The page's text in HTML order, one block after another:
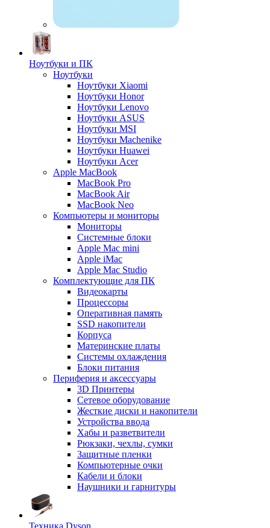
Ноутбуки и ПК
Ноутбуки
Ноутбуки Xiaomi
Ноутбуки Honor
Ноутбуки Lenovo
Ноутбуки ASUS
Ноутбуки MSI
Ноутбуки Machenike
Ноутбуки Huawei
Ноутбуки Acer
Apple MacBook
MacBook Pro
MacBook Air
MacBook Neo
Компьютеры и мониторы
Мониторы
Системные блоки
Apple Mac mini
Apple iMac
Apple Mac Studio
Комплектующие для ПК
Видеокарты
Процессоры
Оперативная память
SSD накопители
Корпуса
Материнские платы
Системы охлаждения
Блоки питания
Периферия и аксессуары
3D Принтеры
Сетевое оборудование
Жесткие диски и накопители
Устройства ввода
Хабы и разветвители
Рюкзаки, чехлы, сумки
Защитные пленки
Компьютерные очки
Кабели и блоки
Наушники и гарнитуры
Техника Dyson